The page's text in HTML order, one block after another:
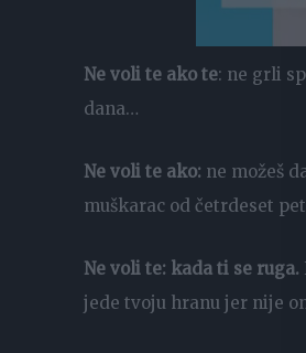
Ne voli te ako te: ne grli
dana…
Ne voli te ako: ne možeš
muškarac od četrdeset pet
Ne voli te: kada ti se ruga.
jede tvoju hranu jer nije